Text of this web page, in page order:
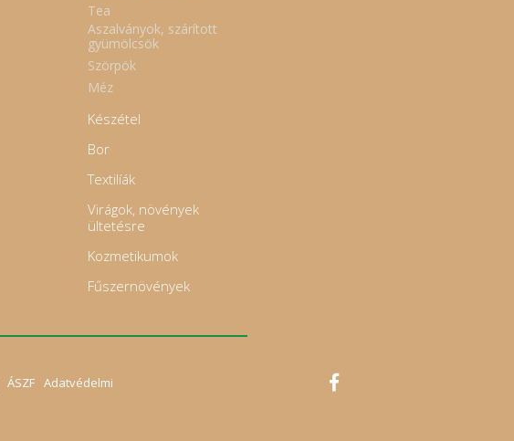
Tea
Aszalványok, szárított
gyümölcsök
Szörpök
Méz
Készétel
Bor
Textilíák
Virágok, növények
ültetésre
Kozmetikumok
Fűszernövények
ÁSZF Adatvédelmi